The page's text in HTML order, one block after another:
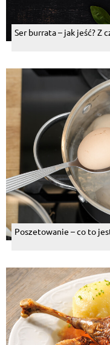
Ser burrata – jak jeść? Z
Poszetowanie – co to